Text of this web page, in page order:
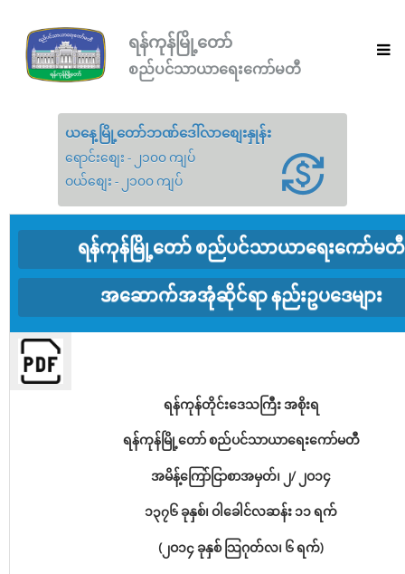
ရန်ကုန်မြို့တော်
စည်ပင်သာယာရေးကော်မတီ
ယနေ့မြို့တော်ဘဏ်ဒေါ်လာစျေးနှုန်း
ရောင်းစျေး - ၂၁၀၀ ကျပ်
ဝယ်စျေး - ၂၁၀၀ ကျပ်
ရန်ကုန်မြို့တော် စည်ပင်သာယာရေးကော်မတီ
အဆောက်အအုံဆိုင်ရာ နည်းဥပဒေများ
ရန်ကုန်တိုင်းဒေသကြီး အစိုးရ
ရန်ကုန်မြို့တော် စည်ပင်သာယာရေးကော်မတီ
အမိန့်ကြော်ငြာစာအမှတ်၊ ၂/ ၂ဝ၁၄
၁၃၇၆ ခုနှစ်၊ ဝါခေါင်လဆန်း ၁၁ ရက်
(၂ဝ၁၄ ခုနှစ် သြဂုတ်လ၊ ၆ ရက်)